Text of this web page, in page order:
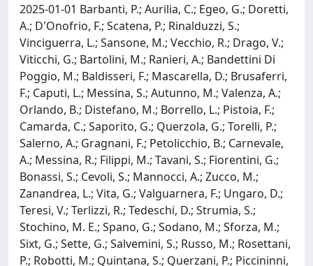
2025-01-01 Barbanti, P.; Aurilia, C.; Egeo, G.; Doretti,
A.; D'Onofrio, F.; Scatena, P.; Rinalduzzi, S.;
Vinciguerra, L.; Sansone, M.; Vecchio, R.; Drago, V.;
Viticchi, G.; Bartolini, M.; Ranieri, A.; Bandettini Di
Poggio, M.; Baldisseri, F.; Mascarella, D.; Brusaferri,
F.; Caputi, L.; Messina, S.; Autunno, M.; Valenza, A.;
Orlando, B.; Distefano, M.; Borrello, L.; Pistoia, F.;
Camarda, C.; Saporito, G.; Querzola, G.; Torelli, P.;
Salerno, A.; Gragnani, F.; Petolicchio, B.; Carnevale,
A.; Messina, R.; Filippi, M.; Tavani, S.; Fiorentini, G.;
Bonassi, S.; Cevoli, S.; Mannocci, A.; Zucco, M.;
Zanandrea, L.; Vita, G.; Valguarnera, F.; Ungaro, D.;
Teresi, V.; Terlizzi, R.; Tedeschi, D.; Strumia, S.;
Stochino, M. E.; Spano, G.; Sodano, M.; Sforza, M.;
Sixt, G.; Sette, G.; Salvemini, S.; Russo, M.; Rosettani,
P.; Robotti, M.; Quintana, S.; Querzani, P.; Piccininni,